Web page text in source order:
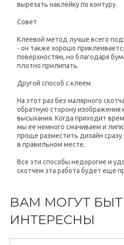
вырезать наклейку по контуру.
Совет
Клеевой метод лучше всего
- он также хорошо
поверхностям, но благодаря
плотно прилипать.
Другой способ с клеем
На этот раз без малярного
обратную сторону
высыхания. Когда приходит
мы ее немного смачиваем и
проще разместить дизайн сразу
в правильном месте.
Все эти способы недорогие и
скотчем эта работа будет еще
ВАМ МОГУТ
ИНТЕРЕСНЫ